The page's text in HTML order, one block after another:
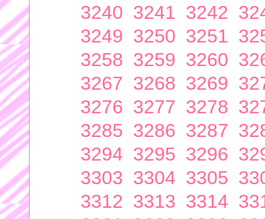
3240 3241 3242
3249 3250 3251
3258 3259 3260
3267 3268 3269
3276 3277 3278
3285 3286 3287
3294 3295 3296
3303 3304 3305
3312 3313 3314